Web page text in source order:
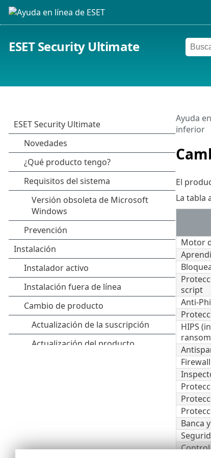
ESET Security Ultimate
Ayuda
inferior
El
La tabla
Motor
script
Anti-
HIPS
Firewall
Banca